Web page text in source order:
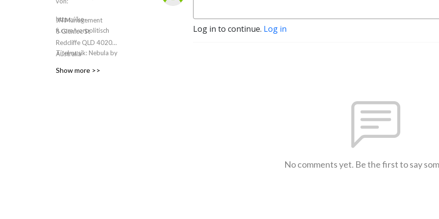
https://ko-
fi.com/vorpolitisch
Titelmusik: Nebula by
pixabay
JN Management
6 Glenloc St
Redcliffe QLD 4020
Australia
Show more >>
Log in to continue. Log in
No comments yet. Be the first to say